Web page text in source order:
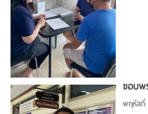
ขอบพ
พฤหัสที่